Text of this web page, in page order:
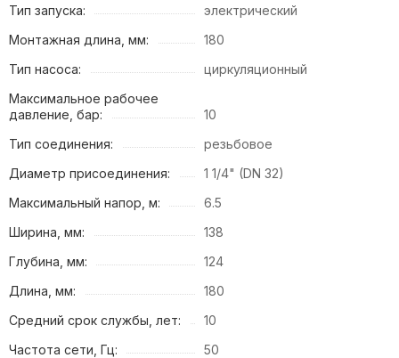
Тип запуска:
электрический
Монтажная длина, мм:
180
Тип насоса:
циркуляционный
Максимальное рабочее
давление, бар:
10
Тип соединения:
резьбовое
Диаметр присоединения:
1 1/4" (DN 32)
Максимальный напор, м:
6.5
Ширина, мм:
138
Глубина, мм:
124
Длина, мм:
180
Средний срок службы, лет:
10
Частота сети, Гц:
50